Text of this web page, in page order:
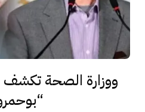
ووزارة الصحة تكشف